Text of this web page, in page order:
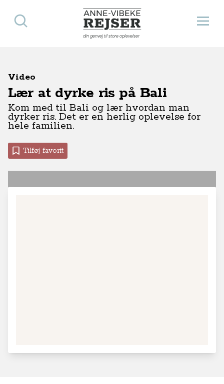
Anne-Vibeke Rejser
din genvej til store oplevelser
Åbn
Søg
Video
Lær at dyrke ris på Bali
Kom med til Bali og lær hvordan man
dyrker ris. Det er en herlig oplevelse for
hele familien.
Tilføj favorit